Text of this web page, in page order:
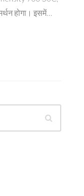
होगा। इसमें
और इसकी कीमत